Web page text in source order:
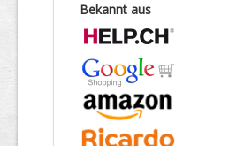
Bekannt aus